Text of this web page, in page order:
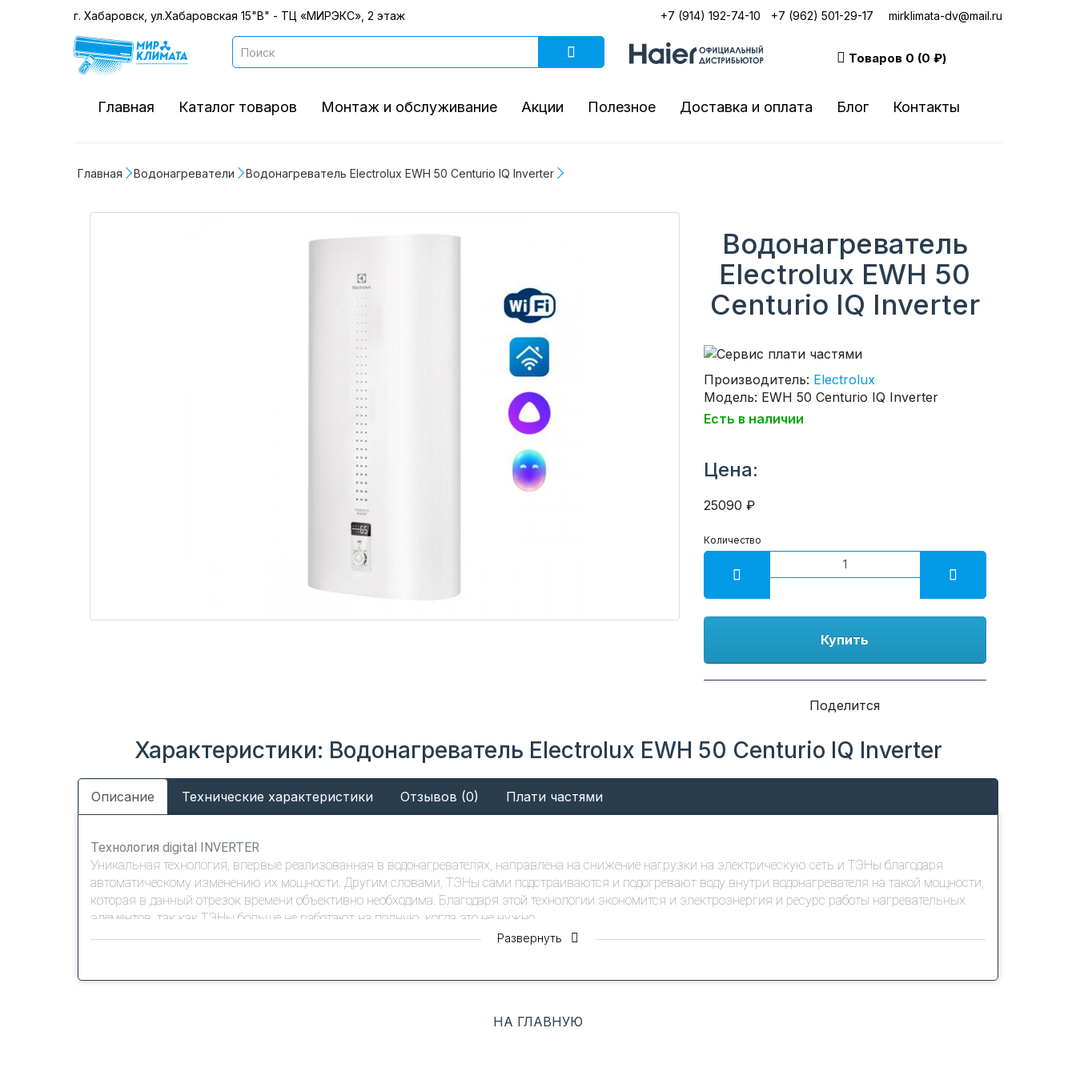
г. Хабаровск, ул.Хабаровская 15"В" - ТЦ «МИРЭКС», 2 этаж +7 (914) 192-74-10 +7 (962) 501-29-17 mirklimata-dv@mail.ru
Товаров 0 (0 ₽)
Главная Каталог товаров Монтаж и обслуживание Акции Полезное Доставка и оплата Блог Контакты
Главная Водонагреватели Водонагреватель Electrolux EWH 50 Centurio IQ Inverter
Водонагреватель
Electrolux EWH 50
Centurio IQ Inverter
Производитель: Electrolux
Модель: EWH 50 Centurio IQ Inverter
Есть в наличии
Цена:
25090 ₽
Количество
Купить
Поделится
Характеристики: Водонагреватель Electrolux EWH 50 Centurio IQ Inverter
Описание Технические характеристики Отзывов (0) Плати частями
Технология digital INVERTER
Уникальная технология, впервые реализованная в водонагревателях, направлена на снижение нагрузки на электрическую сеть и ТЭНы благодаря
автоматическому изменению их мощности. Другим словами, ТЭНы сами подстраиваются и подогревают воду внутри водонагревателя на такой мощности,
которая в данный отрезок времени объективно необходима. Благодаря этой технологии экономится и электроэнергия и ресурс работы нагревательных
элементов, так как ТЭНы больше не работают на полную, когда это не нужно.
задумываться об управлении водонагревателя, прибор на основе опыта вашего использования составит алгоритм, по которому в дальнейшем будет
Развернуть
НА ГЛАВНУЮ